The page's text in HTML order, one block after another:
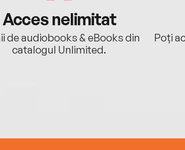
Acces nelimitat
de audiobooks & eBooks din
catalogul Unlimited.
Poți